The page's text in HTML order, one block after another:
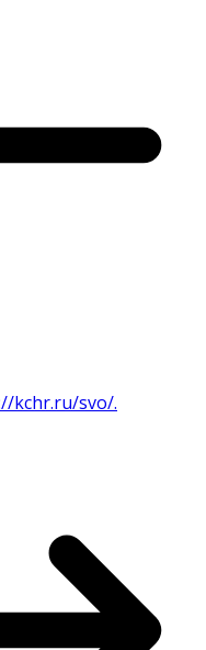
kchr.ru/svo/.